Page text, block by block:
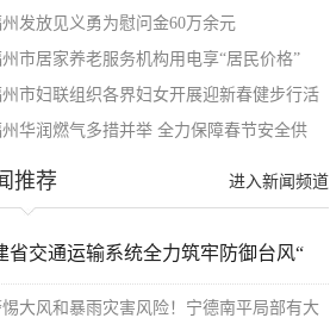
发放见义勇为慰问金60万余元
市居家养老服务机构用电享“居民价格”
市妇联组织各界妇女开展迎新春健步行活
华润燃气多措并举 全力保障春节安全供
进入新闻频道
推荐
省交通运输系统全力筑牢防御台风“
大风和暴雨灾害风险！宁德南平局部有大